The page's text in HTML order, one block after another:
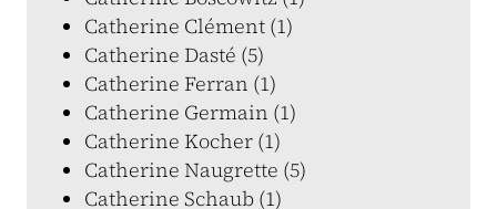
Catherine Clément (1)
Catherine Dasté (5)
Catherine Ferran (1)
Catherine Germain (1)
Catherine Kocher (1)
Catherine Naugrette (5)
Catherine Schaub (1)